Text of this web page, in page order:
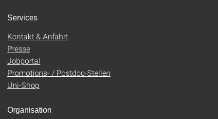
Services
Kontakt & Anfahrt
Presse
Jobportal
Promotions- / Postdoc-Stellen
Uni-Shop
Organisation